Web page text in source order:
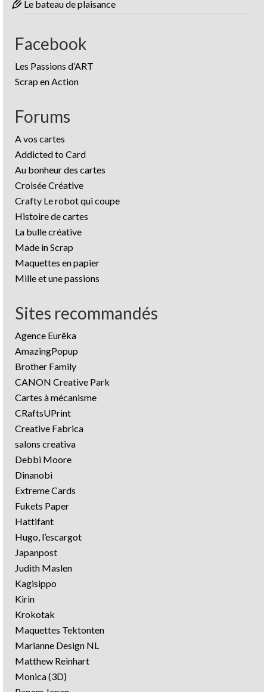
Le bateau de plaisance
Facebook
Les Passions d’ART
Scrap en Action
Forums
A vos cartes
Addicted to Card
Au bonheur des cartes
Croisée Créative
Crafty Le robot qui coupe
Histoire de cartes
La bulle créative
Made in Scrap
Maquettes en papier
Mille et une passions
Sites recommandés
Agence Eurêka
AmazingPopup
Brother Family
CANON Creative Park
Cartes à mécanisme
CRaftsUPrint
Creative Fabrica
salons creativa
Debbi Moore
Dinanobi
Extreme Cards
Fukets Paper
Hattifant
Hugo, l’escargot
Japanpost
Judith Maslen
Kagisippo
Kirin
Krokotak
Maquettes Tektonten
Marianne Design NL
Matthew Reinhart
Monica (3D)